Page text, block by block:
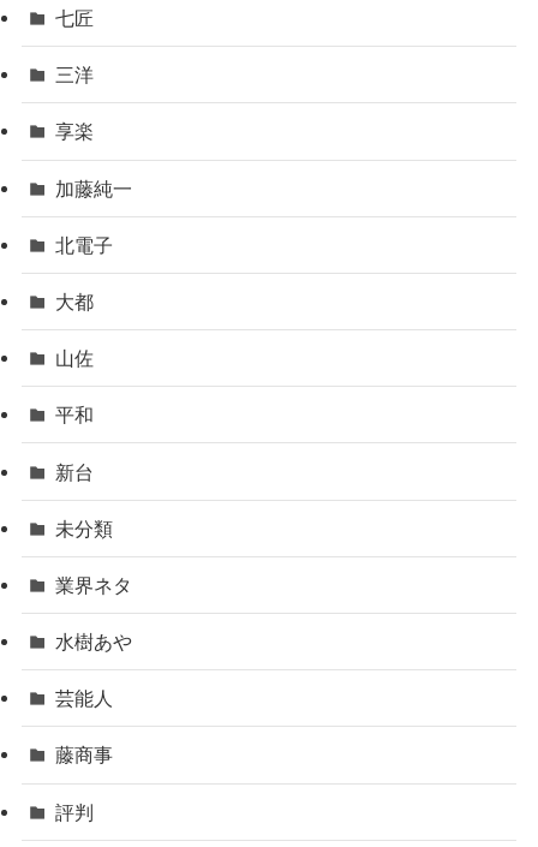
七匠
三洋
享楽
加藤純一
北電子
大都
山佐
平和
新台
未分類
業界ネタ
水樹あや
芸能人
藤商事
評判